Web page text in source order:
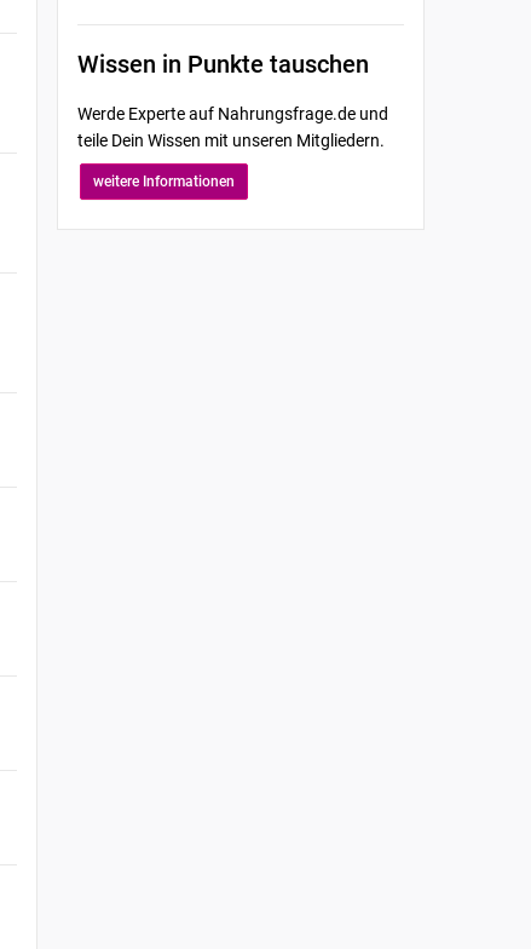
Wissen in Punkte tauschen
Werde Experte auf Nahrungsfrage.de und
teile Dein Wissen mit unseren Mitgliedern.
weitere Informationen